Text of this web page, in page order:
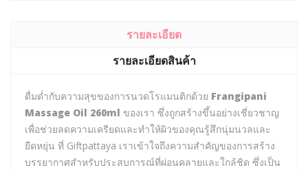
รายละเอียด
รายละเอียดสินค้า
ดื่มด่ำกับความสุขของการนวดโรแมนติกด้วย Frangipani
Massage Oil 260ml ของเรา ซึ่งถูกสร้างขึ้นอย่างเชี่ยวชาญ
เพื่อช่วยลดความเครียดและทำให้ผิวของคุณรู้สึกนุ่มนวลและ
ยืดหยุ่น ที่ Giftpattaya เราเข้าใจถึงความสำคัญของการสร้าง
บรรยากาศสำหรับประสบการณ์ที่ผ่อนคลายและใกล้ชิด ซึ่งเป็น